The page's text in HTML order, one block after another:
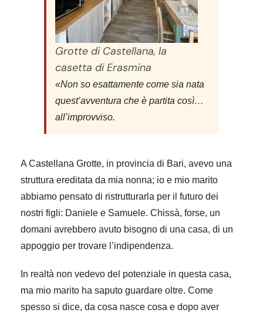
Grotte di Castellana, la
casetta di Erasmina
«Non so esattamente come sia nata
quest’avventura che è partita così…
all’improvviso.
A Castellana Grotte, in provincia di Bari, avevo una
struttura ereditata da mia nonna; io e mio marito
abbiamo pensato di ristrutturarla per il futuro dei
nostri figli: Daniele e Samuele. Chissà, forse, un
domani avrebbero avuto bisogno di una casa, di un
appoggio per trovare l’indipendenza.
In realtà non vedevo del potenziale in questa casa,
ma mio marito ha saputo guardare oltre. Come
spesso si dice, da cosa nasce cosa e dopo aver